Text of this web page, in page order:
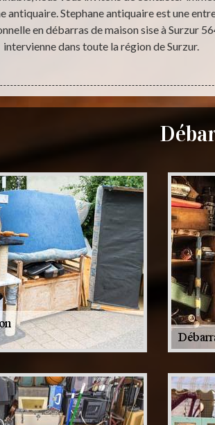
antiquaire. Stephane antiquaire est une
en débarras de maison sise à Surzur
intervienne dans toute la région de Surzur.